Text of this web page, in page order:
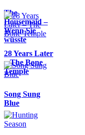
The
Housemaid –
Wenn Sie
wüsste
28 Years Later
– The Bone
Temple
Song Sung
Blue